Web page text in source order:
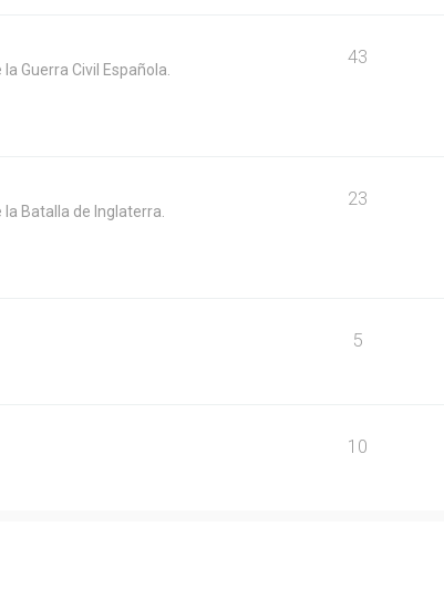
Guerra Civil Española.
43
Batalla de Inglaterra.
23
5
10